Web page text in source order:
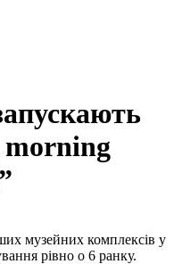
morning
музейних комплексів у
рівно о 6 ранку.